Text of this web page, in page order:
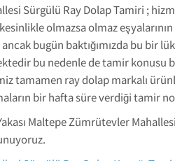
Sürgülü Ray Dolap Tamiri ;
olmazsa olmaz
ancak bugün baktığımızda bu bir
bu nedenle de tamir konusu
tamamen ray dolap markalı
bir hafta süre verdiği tamir
Maltepe Zümrütevler